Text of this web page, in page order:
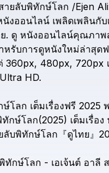
ายลับพิทักษ์โลก /Ejen
นังออนไลน์ เพลิดเพลินกั
. ดู หนังออนไลน์คุณภาพ
หรับการดูหนังใหม่ล่าสุด
360px, 480px, 720px
Ultra HD.
ษ์โลก เต็มเรื่องฟรี 2025
กษ์โลก(2025) เต็มเรื่อง
ลับพิทักษ์โลก『ดูไทย』
ทักษ์โลก - เอเจ้นต์ อาลี